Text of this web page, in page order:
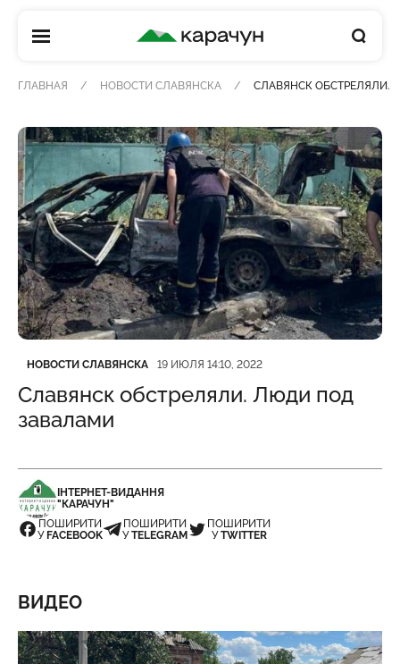
КАРАЧУН
ГЛАВНАЯ НОВОСТИ СЛАВЯНСКА СЛАВЯНСК ОБСТРЕЛЯЛИ.
Категория
НОВОСТИ СЛАВЯНСКА
Дата публикации 19 ИЮЛЯ 14:10, 2022
Славянск обстреляли. Люди под
завалами
ІНТЕРНЕТ-ВИДАННЯ
"КАРАЧУН"
ПОШИРИТИ
У FACEBOOK
ПОШИРИТИ
УTELEGRAM
ПОШИРИТИ
УTWITTER
ВИДЕО